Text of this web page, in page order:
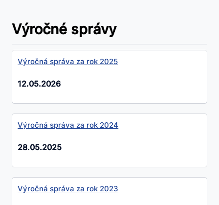
Výročné správy
Výročná správa za rok 2025
12.05.2026
Výročná správa za rok 2024
28.05.2025
Výročná správa za rok 2023